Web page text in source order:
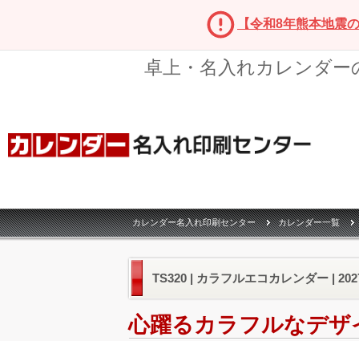
【令和8年熊本地震
卓上・名入れカレンダ
カレンダー名入れ印刷センター カレンダー一覧
TS320 | カラフルエコカレンダー |
心躍るカラフルなデ